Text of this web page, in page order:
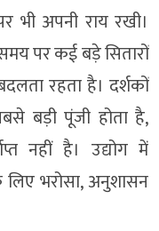
भी अपनी राय रखी।
पर कई बड़े सितारों
रहता है। दर्शकों
बड़ी पूंजी होता है,
नहीं है। उद्योग में
भरोसा, अनुशासन